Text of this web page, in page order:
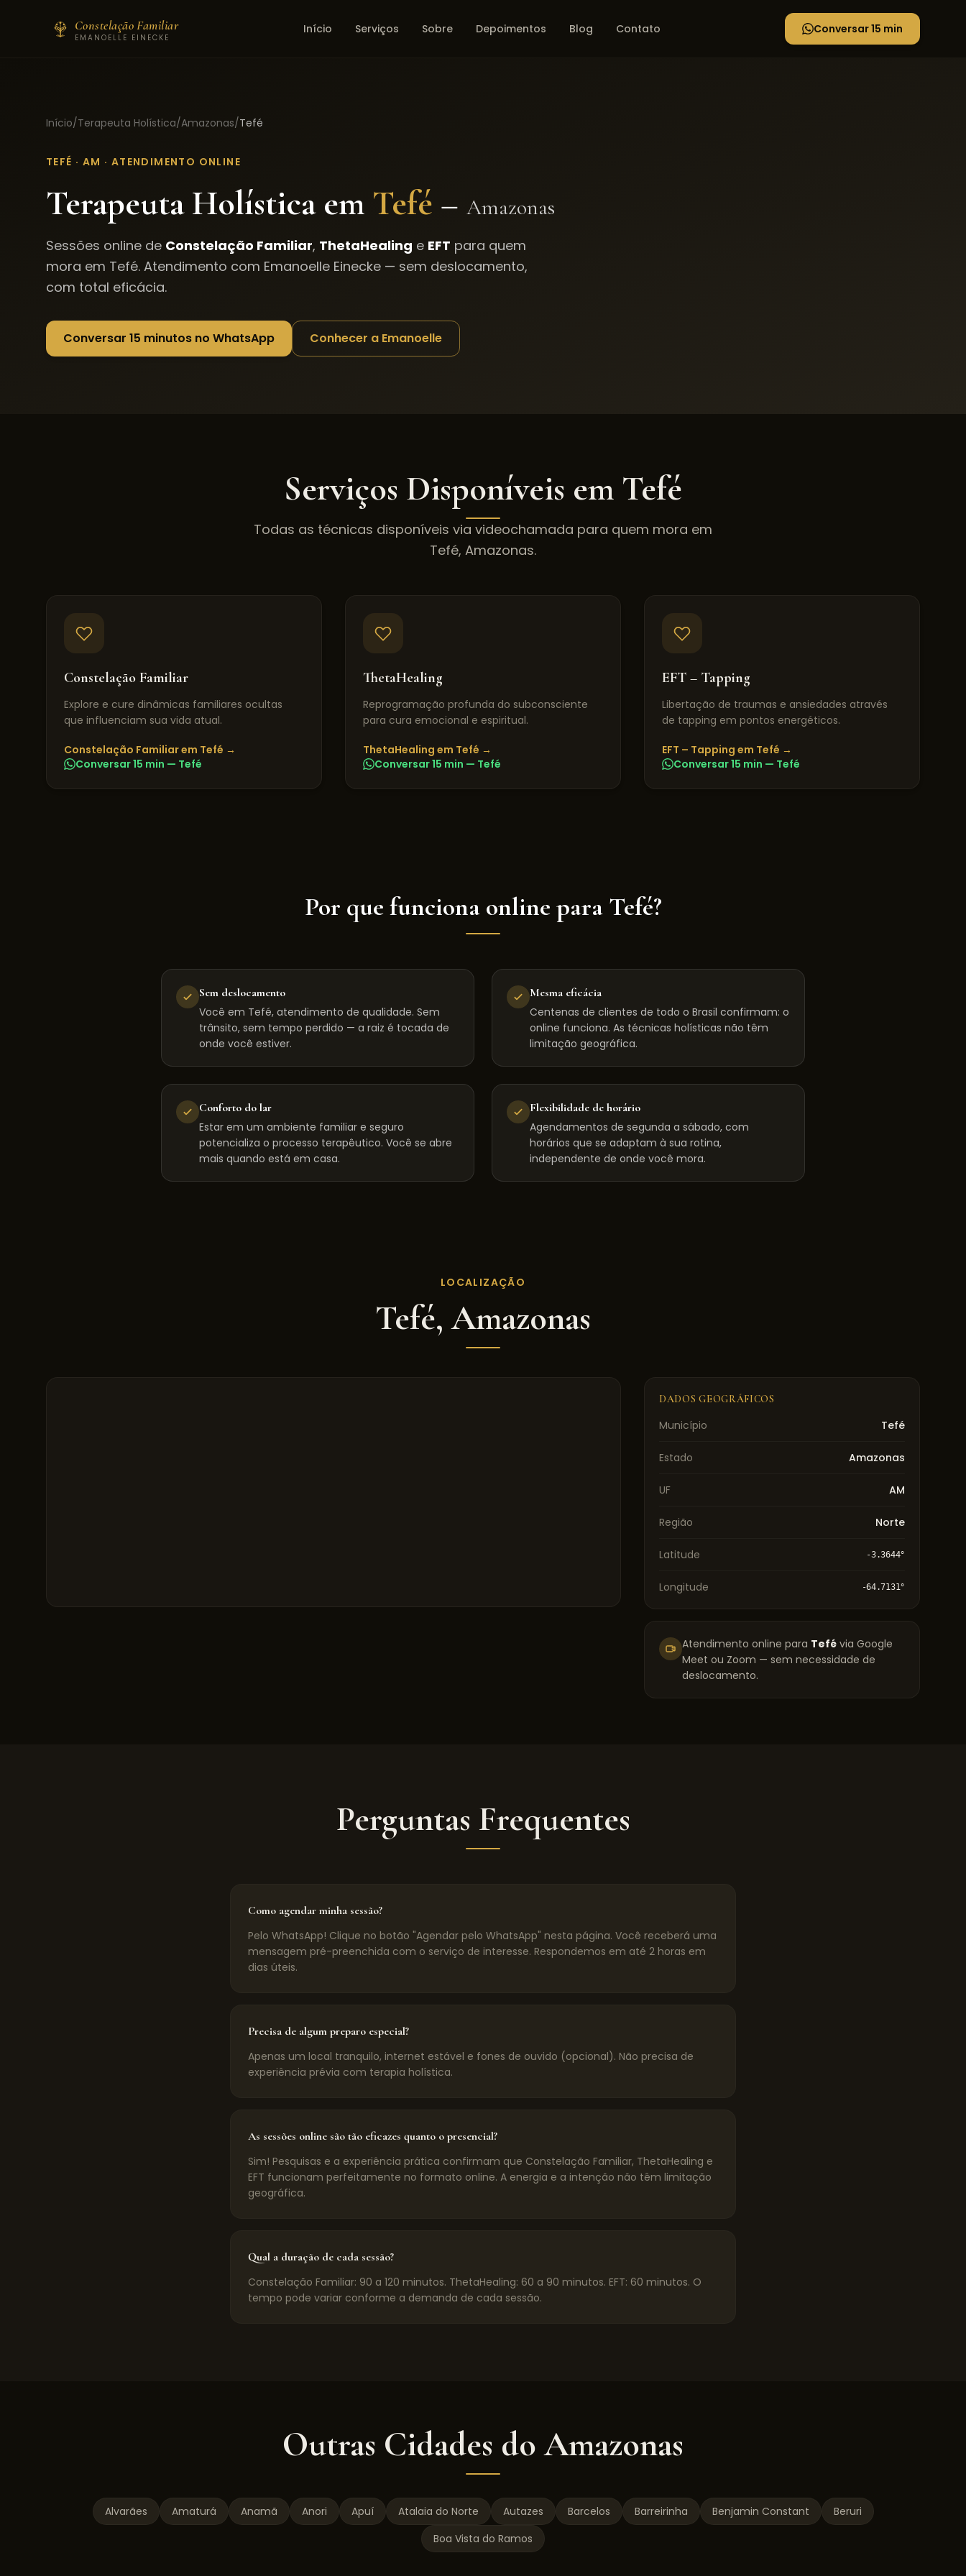
Constelação Familiar
EMANOELLE EINECKE
Início Serviços Sobre Depoimentos Blog Contato Conversar 15 min
Início/Terapeuta Holística/Amazonas/Tefé
TEFÉ · AM · ATENDIMENTO ONLINE
Terapeuta Holística em Tefé – Amazonas
Sessões online de Constelação Familiar, ThetaHealing e EFT para quem
mora em Tefé. Atendimento com Emanoelle Einecke — sem deslocamento,
com total eficácia.
Conversar 15 minutos no WhatsApp Conhecer a Emanoelle
Serviços Disponíveis em Tefé
Todas as técnicas disponíveis via videochamada para quem mora em
Tefé, Amazonas.
Constelação Familiar
Explore e cure dinâmicas familiares ocultas
que influenciam sua vida atual.
Constelação Familiarem Tefé →
Conversar 15 min — Tefé
ThetaHealing
Reprogramação profunda do subconsciente
para cura emocional e espiritual.
ThetaHealing em Tefé →
Conversar 15 min — Tefé
EFT – Tapping
Libertação de traumas e ansiedades através
de tapping em pontos energéticos.
EFT – Tapping em Tefé →
Conversar 15 min — Tefé
Por que funciona online para Tefé?
Sem deslocamento
Você em Tefé, atendimento de qualidade. Sem
trânsito, sem tempo perdido — a raiz é tocada de
onde você estiver.
Mesma eficácia
Centenas de clientes de todo o Brasil confirmam: o
online funciona. As técnicas holísticas não têm
limitação geográfica.
Conforto do lar
Estar em um ambiente familiar e seguro
potencializa o processo terapêutico. Você se abre
mais quando está em casa.
Flexibilidade de horário
Agendamentos de segunda a sábado, com
horários que se adaptam à sua rotina,
independente de onde você mora.
LOCALIZAÇÃO
Tefé,Amazonas
DADOS GEOGRÁFICOS
Município Tefé
Estado Amazonas
UF AM
Região Norte
Latitude -3.3644°
Longitude -64.7131°
Atendimento online para Tefé via Google
Meet ou Zoom — sem necessidade de
deslocamento.
Perguntas Frequentes
Como agendar minha sessão?
Pelo WhatsApp! Clique no botão "Agendar pelo WhatsApp" nesta página. Você receberá uma
mensagem pré-preenchida com o serviço de interesse. Respondemos em até 2 horas em
dias úteis.
Precisa de algum preparo especial?
Apenas um local tranquilo, internet estável e fones de ouvido (opcional). Não precisa de
experiência prévia com terapia holística.
As sessões online são tão eficazes quanto o presencial?
Sim! Pesquisas e a experiência prática confirmam que Constelação Familiar, ThetaHealing e
EFT funcionam perfeitamente no formato online. A energia e a intenção não têm limitação
geográfica.
Qual a duração de cada sessão?
Constelação Familiar: 90 a 120 minutos. ThetaHealing: 60 a 90 minutos. EFT: 60 minutos. O
tempo pode variar conforme a demanda de cada sessão.
Outras Cidades doAmazonas
Alvarães Amaturá Anamã Anori Apuí Atalaia do Norte Autazes Barcelos Barreirinha Benjamin Constant
Beruri
Boa Vista do Ramos